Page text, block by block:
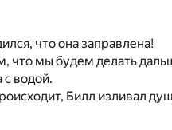
что она заправлена!
что мы будем делать
с водой.
Билл изливал